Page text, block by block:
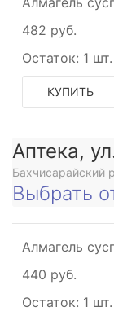
482 руб.
Остаток: 1 шт.
КУПИТЬ
Аптека,
Бахчисарайский
Выбрать
Алмагель
440 руб.
Остаток: 1 шт.